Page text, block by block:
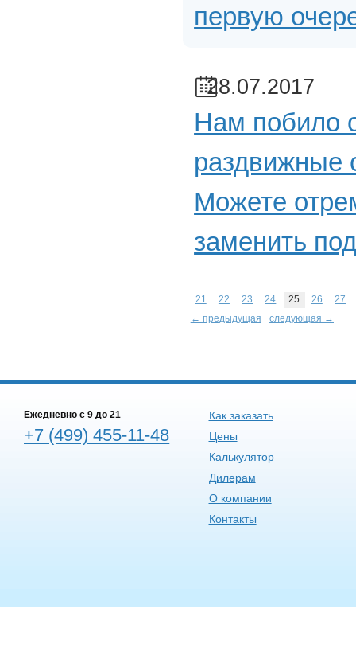
первую
28.07.2017
Нам побило
раздвижные
Можете
заменить
21 22 23 24 25 26
27
← предыдущая
следующая →
Ежедневно c 9 до 21
+7 (499) 455-11-48
Как заказать
Цены
Калькулятор
Дилерам
О компании
Контакты